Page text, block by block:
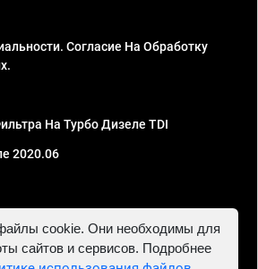
Согласие На Обработку
На Турбо Дизеле TDI
2020.06
Павлович. ИНН 781302555843,
cookie. Они необходимы для
сайтов и сервисов. Подробнее